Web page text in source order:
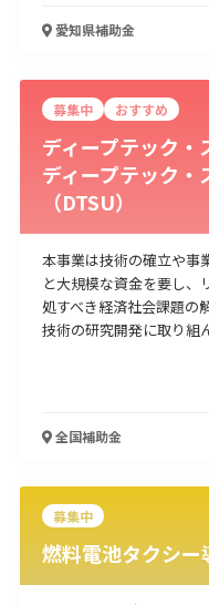
愛知県補助金
募集中 おすすめ
ディープテック
ディープテック
（DTSU）
本事業は技術の確立や事
と大規模な資金を要し
処すべき経済社会課題の
技術の研究開発に取り組
全国補助金
募集中
燃料電池タクシ